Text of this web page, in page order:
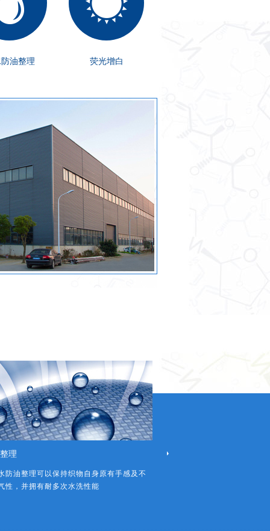
油整理 荧光增白
理
防油整理可以保持织物自身原有手感及不
性，并拥有耐多次水洗性能
功能整理及其它